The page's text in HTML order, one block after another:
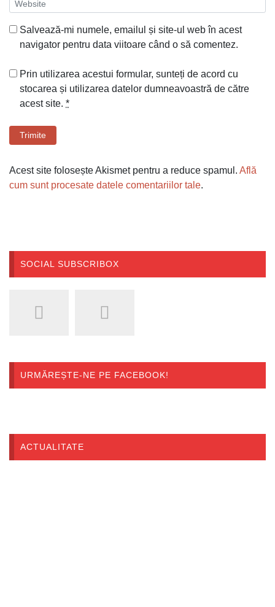
Salvează-mi numele, emailul și site-ul web în acest
navigator pentru data viitoare când o să comentez.
Prin utilizarea acestui formular, sunteți de acord cu
stocarea și utilizarea datelor dumneavoastră de către
acest site. *
Trimite
Acest site folosește Akismet pentru a reduce spamul. Află
cum sunt procesate datele comentariilor tale.
SOCIAL SUBSCRIBOX
URMĂREȘTE-NE PE FACEBOOK!
ACTUALITATE